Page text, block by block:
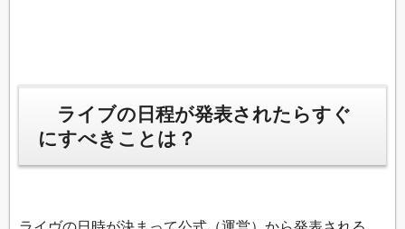
ライブの日程が発表されたらすぐ
にすべきことは？